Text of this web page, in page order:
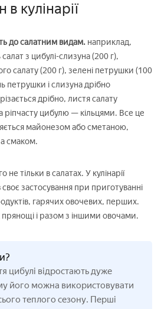
кулінарії
до салатним видам. наприклад,
з цибулі-слизуна (200 г),
салату (200 г), зелені петрушки (100
петрушки і слизуна дрібно
дрібно, листя салату
ріпчасту цибулю — кільцями. Все це
майонезом або сметаною,
смаком.
тільки в салатах. У кулінарії
застосування при приготуванні
гарячих овочевих, перших.
прянощі і разом з іншими овочами.
цибулі відростають дуже
його можна використовувати
теплого сезону. Перші